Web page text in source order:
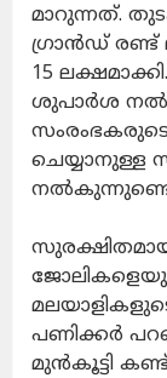
മാറുന്നത്.
ഗ്രാൻഡ് രണ്ട്
15
ശുപാർശ
ചെയ്യാനുള്ള
പണിക്കർ
മുൻകൂട്ടി